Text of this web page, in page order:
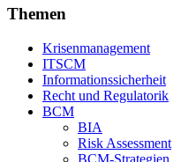
Themen
Krisenmanagement
ITSCM
Informationssicherheit
Recht und Regulatorik
BCM
BIA
Risk Assessment
BCM-Strategien